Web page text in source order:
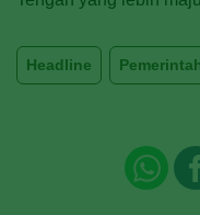
Headline